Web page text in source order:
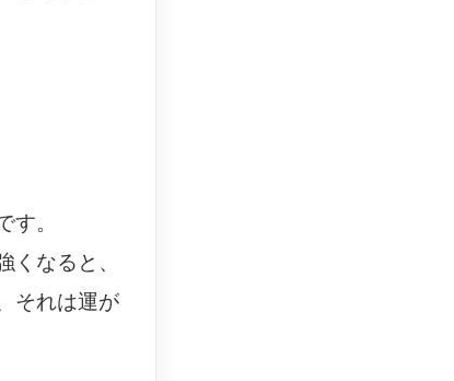
。
なると、
それは運が